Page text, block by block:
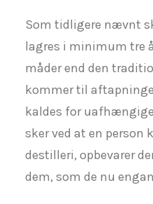
Som tidligere nævnt
lagres i minimum tre
måder end den
kommer til
kaldes for
sker ved at en person
destilleri, opbevarer
dem, som de nu